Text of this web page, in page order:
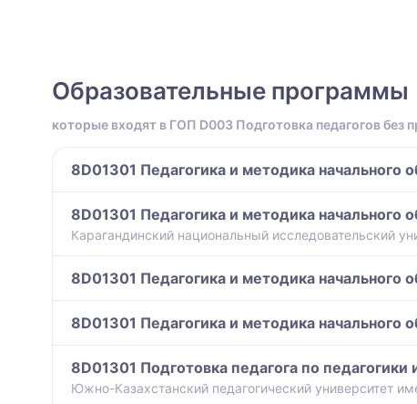
Образовательные программы
которые входят в ГОП D003 Подготовка педагогов без
8D01301 Педагогика и методика начального
8D01301 Педагогика и методика начального
Карагандинский национальный исследовательский
8D01301 Педагогика и методика начального
8D01301 Педагогика и методика начального
8D01301 Подготовка педагога по
Южно-Казахстанский педагогический университет